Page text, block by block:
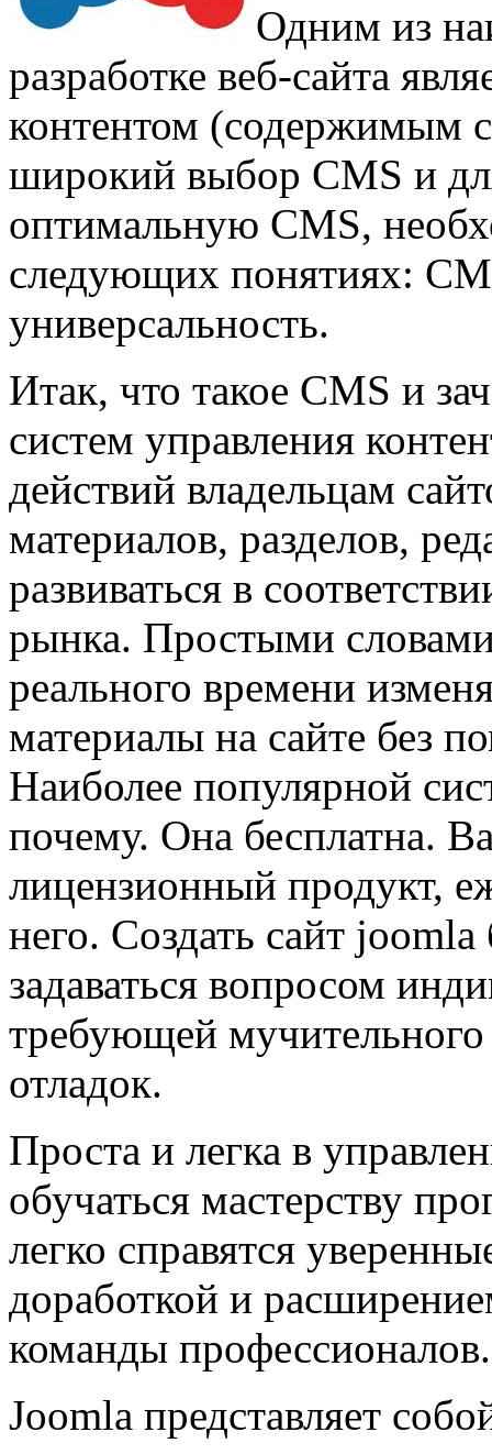
Одним из
разработке веб-сайта
контентом (содержимым
широкий выбор CMS и
оптимальную CMS,
следующих понятиях:
универсальность.
Итак, что такое CMS и
систем управления
действий владельцам
материалов, разделов,
развиваться в
рынка. Простыми
реального времени
материалы на сайте без
Наиболее популярной
почему. Она бесплатна.
лицензионный продукт,
него. Создать сайт
задаваться вопросом
требующей
отладок.
Проста и легка в
обучаться мастерству
легко справятся
доработкой и
команды профессионалов.
Joomla представляет